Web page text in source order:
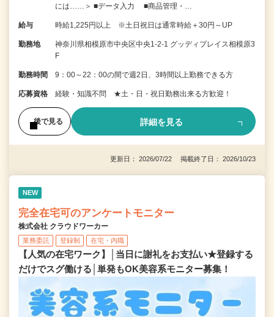
には……＞ ■データ入力 ■商品管理・…
給与 時給1,225円以上 ※土日祝日は通常時給＋30円～UP
勤務地
神奈川県相模原市中央区中央1-2-1 グッディプレイス相模原3
F
勤務時間 9：00～22：00の間で週2日、3時間以上勤務できる方
応募資格 経験・知識不問 ★土・日・祝日勤務出来る方歓迎！
後で見る 詳細を見る
更新日： 2026/07/22 掲載終了日： 2026/10/23
NEW
完全在宅可のアンケートモニター
株式会社 クラウドワーカー
業務委託 登録制 在宅・内職
【人気の在宅ワーク】│当日に謝礼をお支払い★登録する
だけでスグ働ける│単発もOK美容系モニター募集！